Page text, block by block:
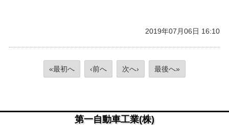
2019年07月06日 16:10
«最初へ ‹前へ 次へ› 最後へ»
第一自動車工業(株)